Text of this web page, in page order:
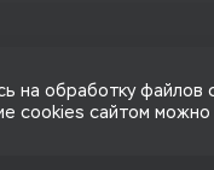
на обработку файлов
cookies сайтом можно